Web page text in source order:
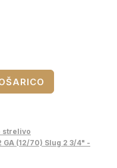
strelivo
GA (12/70) Slug 2 3/4" -